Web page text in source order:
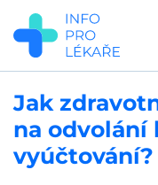
Přejít
hlavnímu
obsahu
Jak
na odvolání
vyúčtování?